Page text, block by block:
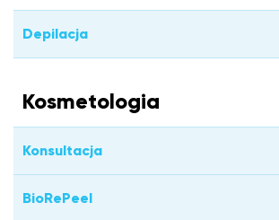
Depilacja
Kosmetologia
Konsultacja
BioRePeel